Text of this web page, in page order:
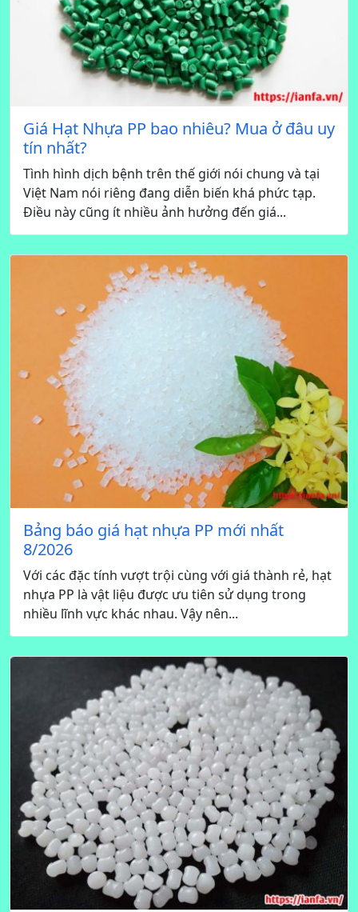
Giá Hạt Nhựa PP bao nhiêu? Mua ở đâu uy
tín nhất?
Tình hình dịch bệnh trên thế giới nói chung và tại
Việt Nam nói riêng đang diễn biến khá phức tạp.
Điều này cũng ít nhiều ảnh hưởng đến giá...
Bảng báo giá hạt nhựa PP mới nhất
8/2026
Với các đặc tính vượt trội cùng với giá thành rẻ, hạt
nhựa PP là vật liệu được ưu tiên sử dụng trong
nhiều lĩnh vực khác nhau. Vậy nên...